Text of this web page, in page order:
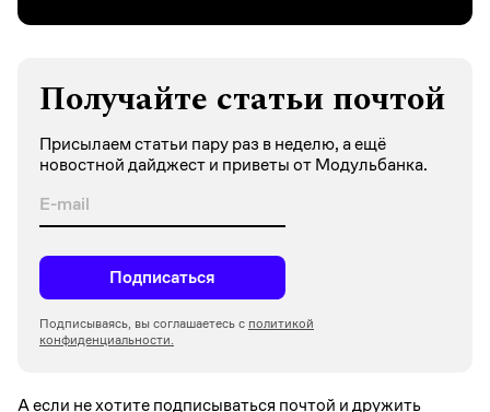
Получайте статьи почтой
Присылаем статьи пару раз в неделю, а ещё
новостной дайджест и приветы от Модульбанка.
Подписаться
Подписываясь, вы соглашаетесь с политикой
конфиденциальности.
А если не хотите подписываться почтой и дружить